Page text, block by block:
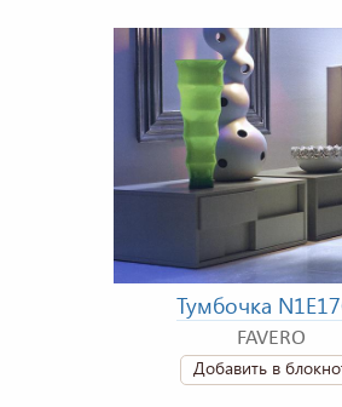
Тумбочка
FAVERO
Добавить в